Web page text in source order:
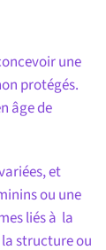
une
protégés.
âge de
et
ou une
liés à la
structure ou